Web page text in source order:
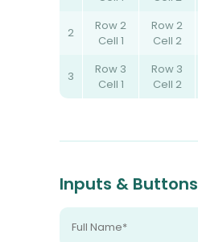
2
Row 2
Cell 1
Row 2
Cell 2
3
Row 3
Cell 1
Row 3
Cell 2
Inputs & Buttons